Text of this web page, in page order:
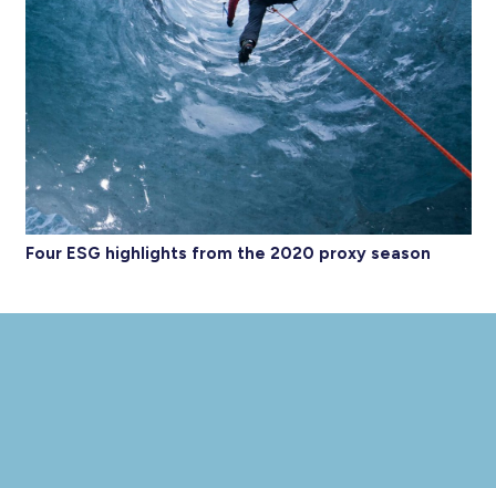
Four ESG highlights from the 2020 proxy season